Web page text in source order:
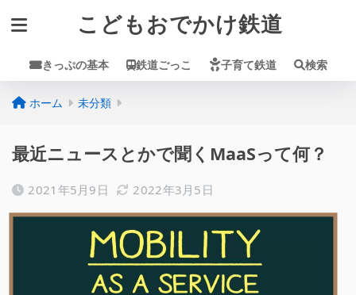
こどもおでかけ鉄道
きっぷの基本 鉄道ごっこ 子育て鉄道 検索
ホーム 未分類
最近ニュースとかで聞くMaaSって何？
2021年5月9日 2022年3月5日